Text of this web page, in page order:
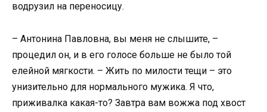
водрузил на переносицу.
– Антонина Павловна, вы меня не слышите, –
процедил он, и в его голосе больше не было той
елейной мягкости. – Жить по милости тещи – это
унизительно для нормального мужика. Я что,
приживалка какая-то? Завтра вам вожжа под хвост